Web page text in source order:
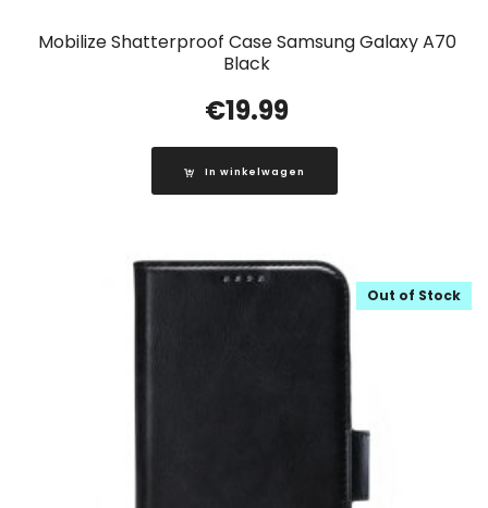
Mobilize Shatterproof Case Samsung Galaxy A70
Black
€19.99
In winkelwagen
Out of Stock